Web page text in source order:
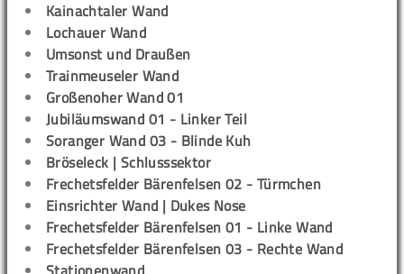
Kainachtaler Wand
Lochauer Wand
Umsonst und Draußen
Trainmeuseler Wand
Großenoher Wand 01
Jubiläumswand 01 - Linker Teil
Soranger Wand 03 - Blinde Kuh
Bröseleck | Schlusssektor
Frechetsfelder Bärenfelsen 02 - Türmchen
Einsrichter Wand | Dukes Nose
Frechetsfelder Bärenfelsen 01 - Linke Wand
Frechetsfelder Bärenfelsen 03 - Rechte Wand